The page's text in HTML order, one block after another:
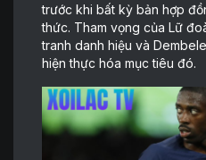
trước khi bất kỳ bản hợp
thức. Tham vọng của Lữ
tranh danh hiệu và
hiện thực hóa mục tiêu đó.